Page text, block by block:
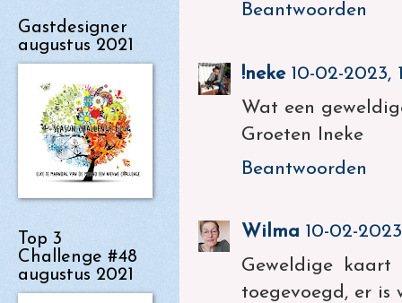
Beantwoorden
!neke 10-02-2023,
Wat een
Groeten Ineke
Beantwoorden
Wilma 10-02-
Geweldige
toegevoegd, er is
Gastdesigner
augustus 2021
Top 3
Challenge #48
augustus 2021